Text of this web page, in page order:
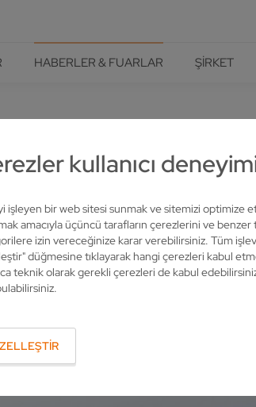
kullanıcı
işleyen bir web sitesi sunmak ve sitemizi optimize
amacıyla üçüncü tarafların çerezlerini ve
izin vereceğinize karar verebilirsiniz. Tüm
düğmesine tıklayarak hangi çerezleri kabul
teknik olarak gerekli çerezleri de kabul
HABERLER & FUARLAR ŞIRKET
AHŞAP